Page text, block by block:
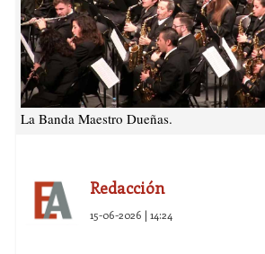
La Banda Maestro Dueñas.
Redacción
15-06-2026 | 14:24